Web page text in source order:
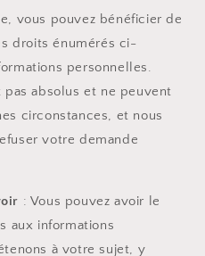
vous pouvez bénéficier de
droits énumérés ci-
personnelles.
absolus et ne peuvent
circonstances, et nous
votre demande
: Vous pouvez avoir le
aux informations
à votre sujet, y